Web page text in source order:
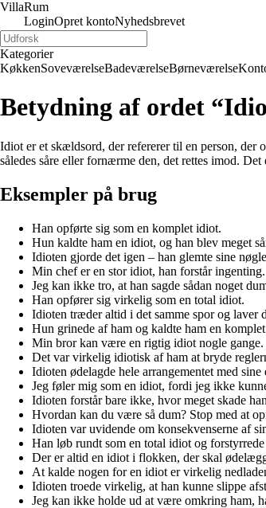
VillaRum
LoginOpret kontoNyhedsbrevet
Kategorier
KøkkenSoveværelseBadeværelseBørneværelse
Betydning af ordet
Idiot er et skældsord, der refererer til en person, der
således såre eller fornærme den, det rettes imod.
Eksempler på brug
Han opførte sig som en komplet idiot.
Hun kaldte ham en idiot, og han blev meget
Idioten gjorde det igen – han glemte sine
Min chef er en stor idiot, han forstår ingenting.
Jeg kan ikke tro, at han sagde sådan noget
Han opfører sig virkelig som en total idiot.
Idioten træder altid i det samme spor og laver
Hun grinede af ham og kaldte ham en
Min bror kan være en rigtig idiot nogle gange.
Det var virkelig idiotisk af ham at bryde
Idioten ødelagde hele arrangementet med sine
Jeg føler mig som en idiot, fordi jeg ikke
Idioten forstår bare ikke, hvor meget skade
Hvordan kan du være så dum? Stop med at
Idioten var uvidende om konsekvenserne af
Han løb rundt som en total idiot og forstyrrede
Der er altid en idiot i flokken, der skal
At kalde nogen for en idiot er virkelig
Idioten troede virkelig, at han kunne slippe
Jeg kan ikke holde ud at være omkring ham,